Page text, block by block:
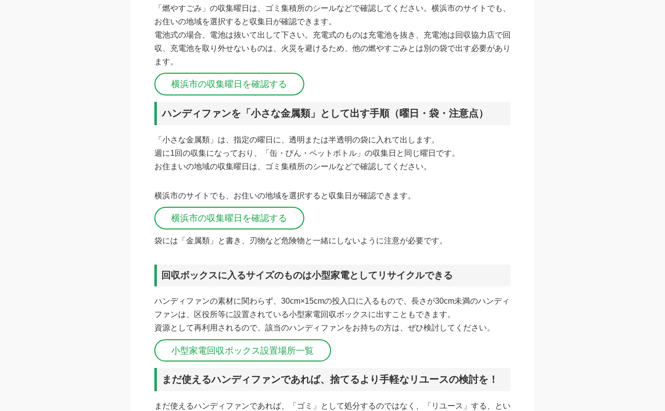
「燃やすごみ」の収集曜日は、ゴミ集積所のシールなどで確認してください。横浜市のサイトでも、
お住いの地域を選択すると収集日が確認できます。
電池式の場合、電池は抜いて出して下さい。充電式のものは充電池を抜き、充電池は回収協力店で回
収、充電池を取り外せないものは、火災を避けるため、他の燃やすごみとは別の袋で出す必要があり
ます。
横浜市の収集曜日を確認する
ハンディファンを「小さな金属類」として出す手順（曜日・袋・注意点）
「小さな金属類」は、指定の曜日に、透明または半透明の袋に入れて出します。
週に1回の収集になっており、「缶・びん・ペットボトル」の収集日と同じ曜日です。
お住まいの地域の収集曜日は、ゴミ集積所のシールなどで確認してください。
横浜市のサイトでも、お住いの地域を選択すると収集日が確認できます。
横浜市の収集曜日を確認する
袋には「金属類」と書き、刃物など危険物と一緒にしないように注意が必要です。
回収ボックスに入るサイズのものは小型家電としてリサイクルできる
ハンディファンの素材に関わらず、30cm×15cmの投入口に入るもので、長さが30cm未満のハンディ
ファンは、区役所等に設置されている小型家電回収ボックスに出すこともできます。
資源として再利用されるので、該当のハンディファンをお持ちの方は、ぜひ検討してください。
小型家電回収ボックス設置場所一覧
まだ使えるハンディファンであれば、捨てるより手軽なリユースの検討を！
まだ使えるハンディファンであれば、「ゴミ」として処分するのではなく、「リユース」する、とい